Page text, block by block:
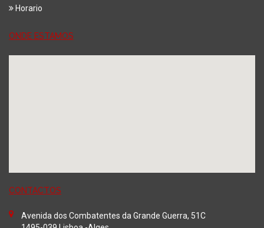
Horario
ONDE ESTAMOS
CONTACTOS
Avenida dos Combatentes da Grande Guerra, 51C